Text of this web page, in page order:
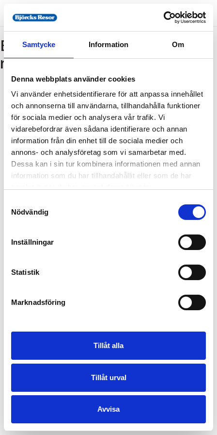
Samtycke Information Om
Denna webbplats använder cookies
Vi använder enhetsidentifierare för att anpassa innehållet
och annonserna till användarna, tillhandahålla funktioner
för sociala medier och analysera vår trafik. Vi
vidarebefordrar även sådana identifierare och annan
information från din enhet till de sociala medier och
annons- och analysföretag som vi samarbetar med.
Dessa kan i sin tur kombinera informationen med annan
information som du har tillhandahållit eller som de har
Nödvändig
Inställningar
Statistik
Marknadsföring
Tillåt alla
Tillåt urval
Avvisa
Bokning - Tillbaka till
resebeskrivningen
Tillbaka till resebeskrivningen
1. Antal resenärer och rum
2. Personupplysningar
3. Betalning
Fel